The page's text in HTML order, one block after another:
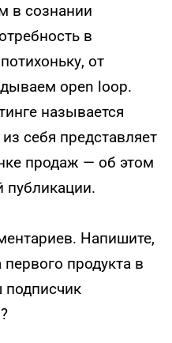
в сознании
в
от
open loop.
называется
себя представляет
продаж — об этом
публикации.
Напишите,
продукта в
подписчик